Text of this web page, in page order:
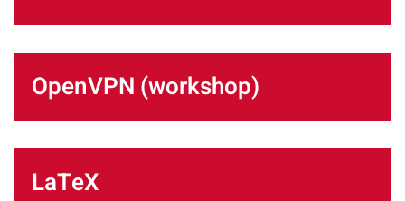
OpenVPN (workshop)
LaTeX